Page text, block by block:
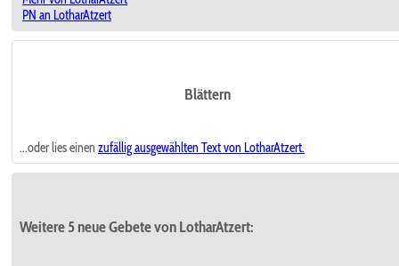
PN an LotharAtzert
Blättern
...oder lies einen zufällig ausgewählten Text von LotharAtzert.
Weitere 5 neue Gebete von LotharAtzert: